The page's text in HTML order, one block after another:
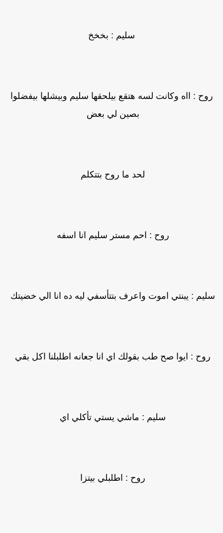
سليم : بخخخ
روح : ااه وكانت لسه هتقع بيلحقها سليم وبيشلها بيفضلوا
بصين لي بعض
لحد ما روح بتتكلم
روح : احم مستر سليم انا اسفه
: يبنتي اموت واعرف بتتأسفي ليه ده انا الي خضيتك
روح : ايوا صح طب بقولك اي انا جعانه اطلبلنا اكل بقي
سليم : ماشي يستي تأكلي اي
روح : اطلبلي بيتزا